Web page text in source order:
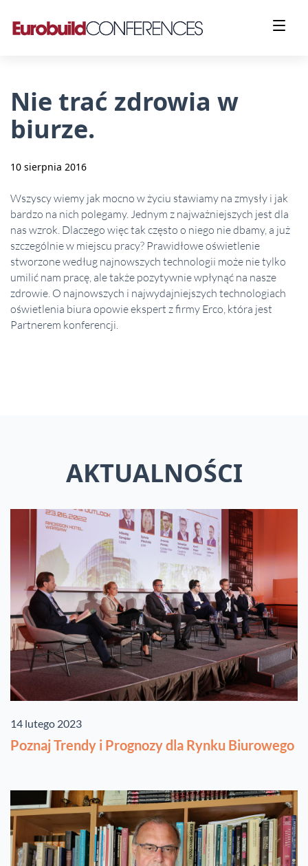
Nie trać zdrowia w
biurze.
10 sierpnia 2016
Wszyscy wiemy jak mocno w życiu stawiamy na zmysły i jak
bardzo na nich polegamy. Jednym z najważniejszych jest dla
nas wzrok. Dlaczego więc tak często o niego nie dbamy, a już
szczególnie w miejscu pracy? Prawidłowe oświetlenie
stworzone według najnowszych technologii może nie tylko
umilić nam pracę, ale także pozytywnie wpłynąć na nasze
zdrowie. O najnowszych i najwydajniejszych technologiach
oświetlenia biura opowie ekspert z firmy Erco, która jest
Partnerem konferencji.
AKTUALNOŚCI
14 lutego 2023
Poznaj Trendy i Prognozy dla Rynku Biurowego